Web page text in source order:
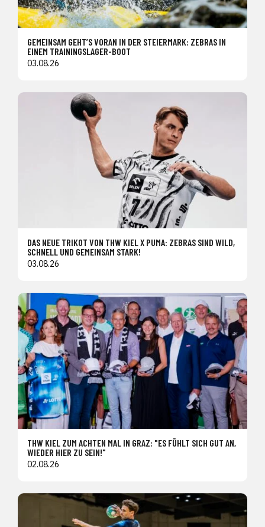
GEMEINSAM GEHT’S VORAN IN DER STEIERMARK: ZEBRAS IN
EINEM TRAININGSLAGER-BOOT
03.08.26
DAS NEUE TRIKOT VON THW KIEL X PUMA: ZEBRAS SIND WILD,
SCHNELL UND GEMEINSAM STARK!
03.08.26
THW KIEL ZUM ACHTEN MAL IN GRAZ: "ES FÜHLT SICH GUT AN,
WIEDER HIER ZU SEIN!"
02.08.26